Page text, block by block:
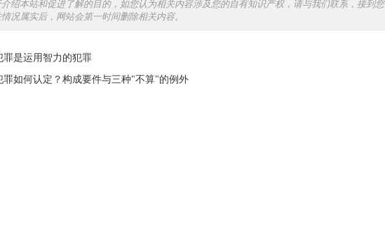
绍本站和促进了解的目的，如您认为相关内容涉及您的自有知识产权，请与我们联系，接到您
况属实后，网站会第一时间删除相关内容。
罪是运用智力的犯罪
罪如何认定？构成要件与三种"不算"的例外